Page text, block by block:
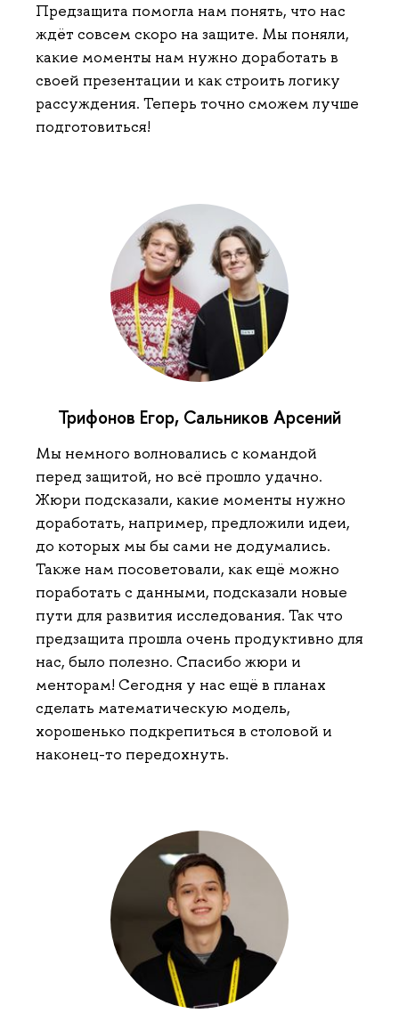
Предзащита помогла нам понять, что нас
ждёт совсем скоро на защите. Мы поняли,
какие моменты нам нужно доработать в
своей презентации и как строить логику
рассуждения. Теперь точно сможем лучше
подготовиться!
Трифонов Егор, Сальников Арсений
Мы немного волновались с командой
перед защитой, но всё прошло удачно.
Жюри подсказали, какие моменты нужно
доработать, например, предложили идеи,
до которых мы бы сами не додумались.
Также нам посоветовали, как ещё можно
поработать с данными, подсказали новые
пути для развития исследования. Так что
предзащита прошла очень продуктивно для
нас, было полезно. Спасибо жюри и
менторам! Сегодня у нас ещё в планах
сделать математическую модель,
хорошенько подкрепиться в столовой и
наконец-то передохнуть.